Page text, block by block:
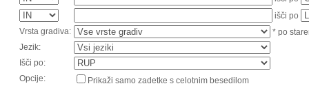
išči po
Vrsta gradiva:
* po
Jezik:
Išči po:
Opcije:
Prikaži samo zadetke s celotnim besedilom